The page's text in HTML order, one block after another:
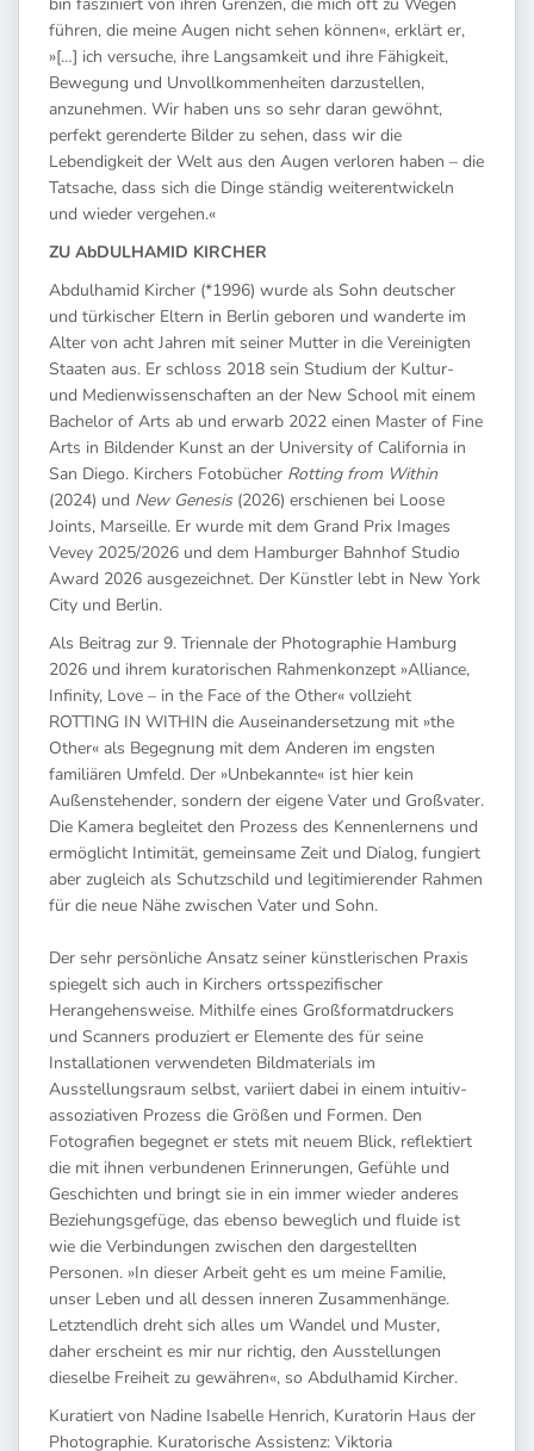
führen, die meine Augen nicht sehen können«, erklärt er,
»[…] ich versuche, ihre Langsamkeit und ihre Fähigkeit,
Bewegung und Unvollkommenheiten darzustellen,
anzunehmen. Wir haben uns so sehr daran gewöhnt,
perfekt gerenderte Bilder zu sehen, dass wir die
Lebendigkeit der Welt aus den Augen verloren haben – die
Tatsache, dass sich die Dinge ständig weiterentwickeln
und wieder vergehen.«
ZU AbDULHAMID KIRCHER
Abdulhamid Kircher (*1996) wurde als Sohn deutscher
und türkischer Eltern in Berlin geboren und wanderte im
Alter von acht Jahren mit seiner Mutter in die Vereinigten
Staaten aus. Er schloss 2018 sein Studium der Kultur-
und Medienwissenschaften an der New School mit einem
Bachelor of Arts ab und erwarb 2022 einen Master of Fine
Arts in Bildender Kunst an der University of California in
San Diego. Kirchers Fotobücher Rotting from Within
(2024) und New Genesis(2026) erschienen bei Loose
Joints, Marseille. Er wurde mit dem Grand Prix Images
Vevey 2025/2026 und dem Hamburger Bahnhof Studio
Award 2026 ausgezeichnet. Der Künstler lebt in New York
City und Berlin.
Als Beitrag zur 9. Triennale der Photographie Hamburg
2026 und ihrem kuratorischen Rahmenkonzept »Alliance,
Infinity, Love – in the Face of the Other« vollzieht
ROTTING IN WITHIN die Auseinandersetzung mit »the
Other« als Begegnung mit dem Anderen im engsten
familiären Umfeld. Der »Unbekannte« ist hier kein
Außenstehender, sondern der eigene Vater und Großvater.
Die Kamera begleitet den Prozess des Kennenlernens und
ermöglicht Intimität, gemeinsame Zeit und Dialog, fungiert
aber zugleich als Schutzschild und legitimierender Rahmen
für die neue Nähe zwischen Vater und Sohn.
Der sehr persönliche Ansatz seiner künstlerischen Praxis
spiegelt sich auch in Kirchers ortsspezifischer
Herangehensweise. Mithilfe eines Großformatdruckers
und Scanners produziert er Elemente des für seine
Installationen verwendeten Bildmaterials im
Ausstellungsraum selbst, variiert dabei in einem intuitiv-
assoziativen Prozess die Größen und Formen. Den
Fotografien begegnet er stets mit neuem Blick, reflektiert
die mit ihnen verbundenen Erinnerungen, Gefühle und
Geschichten und bringt sie in ein immer wieder anderes
Beziehungsgefüge, das ebenso beweglich und fluide ist
wie die Verbindungen zwischen den dargestellten
Personen. »In dieser Arbeit geht es um meine Familie,
unser Leben und all dessen inneren Zusammenhänge.
Letztendlich dreht sich alles um Wandel und Muster,
daher erscheint es mir nur richtig, den Ausstellungen
dieselbe Freiheit zu gewähren«, so Abdulhamid Kircher.
Kuratiert von Nadine Isabelle Henrich, Kuratorin Haus der
Photographie. Kuratorische Assistenz: Viktoria